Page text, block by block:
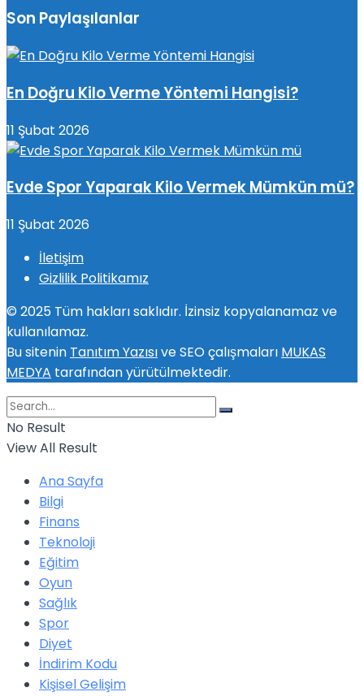
Son Paylaşılanlar
En Doğru Kilo Verme Yöntemi Hangisi?
11 Şubat 2026
Evde Spor Yaparak Kilo Vermek Mümkün mü?
11 Şubat 2026
İletişim
Gizlilik Politikamız
© 2025 Tüm hakları saklıdır. İzinsiz kopyalanamaz ve
kullanılamaz.
Bu sitenin Tanıtım Yazısıve SEO çalışmaları MUKAS
MEDYA tarafından yürütülmektedir.
No Result
View All Result
Ana Sayfa
Bilgi
Finans
Teknoloji
Eğitim
Oyun
Sağlık
Spor
Diyet
İndirim Kodu
Kişisel Gelişim